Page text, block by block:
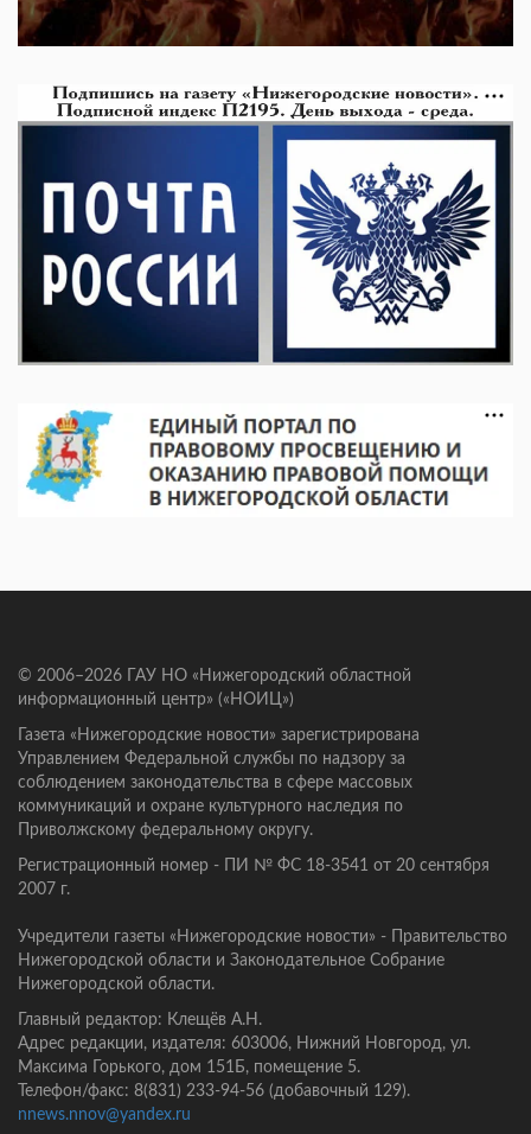
© 2006–2026 ГАУ НО «Нижегородский областной
информационный центр» («НОИЦ»)
Газета «Нижегородские новости» зарегистрирована
Управлением Федеральной службы по надзору за
соблюдением законодательства в сфере массовых
коммуникаций и охране культурного наследия по
Приволжскому федеральному округу.
Регистрационный номер - ПИ № ФС 18-3541 от 20 сентября
2007 г.
Учредители газеты «Нижегородские новости» - Правительство
Нижегородской области и Законодательное Собрание
Нижегородской области.
Главный редактор: Клещёв А.Н.
Адрес редакции, издателя: 603006, Нижний Новгород, ул.
Максима Горького, дом 151Б, помещение 5.
Телефон/факс: 8(831) 233-94-56 (добавочный 129).
nnews.nnov@yandex.ru